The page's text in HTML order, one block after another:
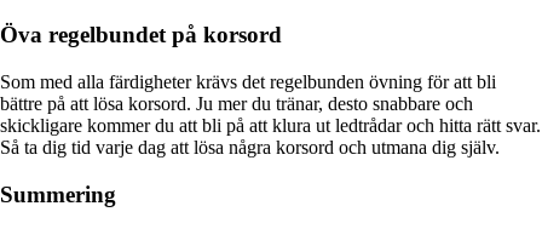
Öva regelbundet på korsord
Som med alla färdigheter krävs det regelbunden övning för att bli
bättre på att lösa korsord. Ju mer du tränar, desto snabbare och
skickligare kommer du att bli på att klura ut ledtrådar och hitta rätt svar.
Så ta dig tid varje dag att lösa några korsord och utmana dig själv.
Summering